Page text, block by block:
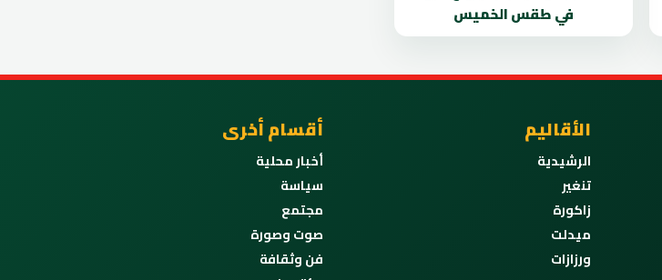
في طقس الخميس
الأقاليم
الرشيدية
تنغير
زاكورة
ميدلت
ورزازات
أقسام أخرى
أخبار محلية
سياسة
مجتمع
صوت وصورة
فن وثقافة